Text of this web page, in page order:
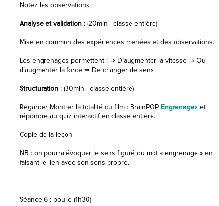
Notez les observations.
Analyse et validation : (20min - classe entière)
Mise en commun des expériences menées et des observations.
Les engrenages permettent : ⇒ D’augmenter la vitesse ⇒ Ou
d’augmenter la force ⇒ De changer de sens
Structuration : (30min - classe entière)
Regarder Montrer la totalité du film : BrainPOP Engrenages et
répondre au quiz interactif en classe entière.
Copie de la leçon
NB : on pourra évoquer le sens figuré du mot « engrenage » en
faisant le lien avec son sens propre.
Séance 6 : poulie (1h30)